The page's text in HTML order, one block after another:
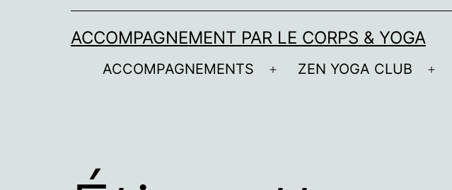
ACCOMPAGNEMENT PAR LE CORPS & YOGA
ACCOMPAGNEMENTS
Ouvrir
ZEN YOGA CLUB